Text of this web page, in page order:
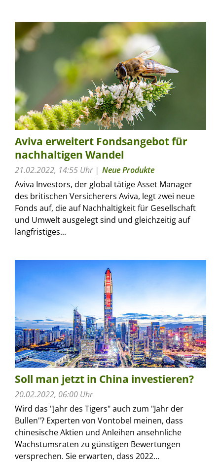
Aviva erweitert Fondsangebot für
nachhaltigen Wandel
21.02.2022, 14:55 Uhr
Neue Produkte
Aviva Investors, der global tätige Asset Manager
des britischen Versicherers Aviva, legt zwei neue
Fonds auf, die auf Nachhaltigkeit für Gesellschaft
und Umwelt ausgelegt sind und gleichzeitig auf
langfristiges...
Soll man jetzt in China investieren?
20.02.2022, 06:00 Uhr
Wird das "Jahr des Tigers" auch zum "Jahr der
Bullen"? Experten von Vontobel meinen, dass
chinesische Aktien und Anleihen ansehn­liche
Wachstums­raten zu günstigen Bewertungen
versprechen. Sie erwarten, dass 2022...